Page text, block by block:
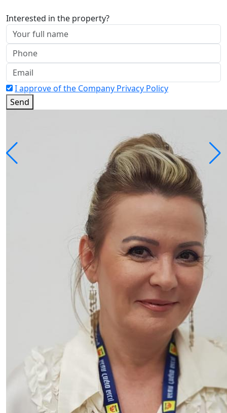
Interested in the property?
I approve of the Company Privacy Policy
Send